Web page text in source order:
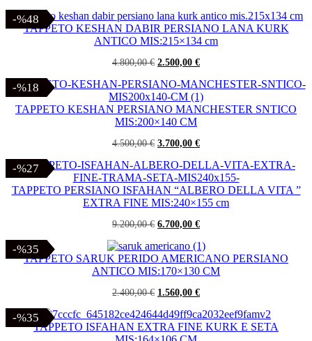
originale
era:
1.200,00 €.
attuale
è:
780,00 €.
-%48
-%48
TAPPETO KESHAN DABIR PERSIANO LANA KURK
ANTICO MIS:215×134 cm
4.800,00€ Il
originale
era:
4.800,00 €.
2.500,00 €Il
attuale
è:
2.500,00 €.
-%18
-%18
TAPPETO KESHAN PERSIANO MANCHESTER SNTICO
MIS:200×140 CM
4.500,00€ Il
originale
era:
4.500,00 €.
3.700,00 €Il
attuale
è:
3.700,00 €.
-%27
-%27
TAPPETO PERSIANO ISFAHAN “ALBERO DELLA VITA ”
EXTRA FINE MIS:240×155 cm
9.200,00€ Il
originale
era:
9.200,00 €.
6.700,00 €Il
attuale
è:
6.700,00 €.
-%35
-%35
TAPPETO SARUK PERIDO AMERICANO PERSIANO
ANTICO MIS:170×130 CM
2.400,00€ Il
originale
era:
2.400,00 €.
1.560,00 €Il
attuale
è:
-%35
-%35
TAPPETO ISFAHAN EXTRA FINE KURK E SETA